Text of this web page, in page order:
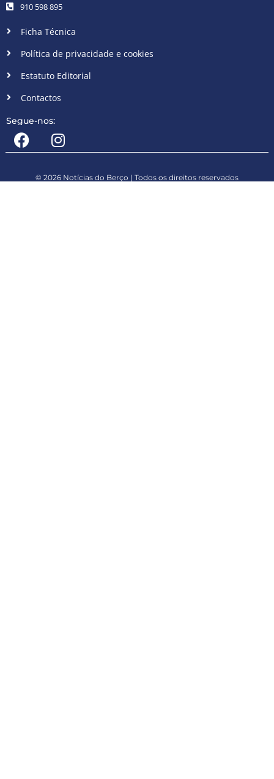
910 598 895
Ficha Técnica
Política de privacidade e cookies
Estatuto Editorial
Contactos
Segue-nos:
© 2026 Notícias do Berço | Todos os direitos reservados